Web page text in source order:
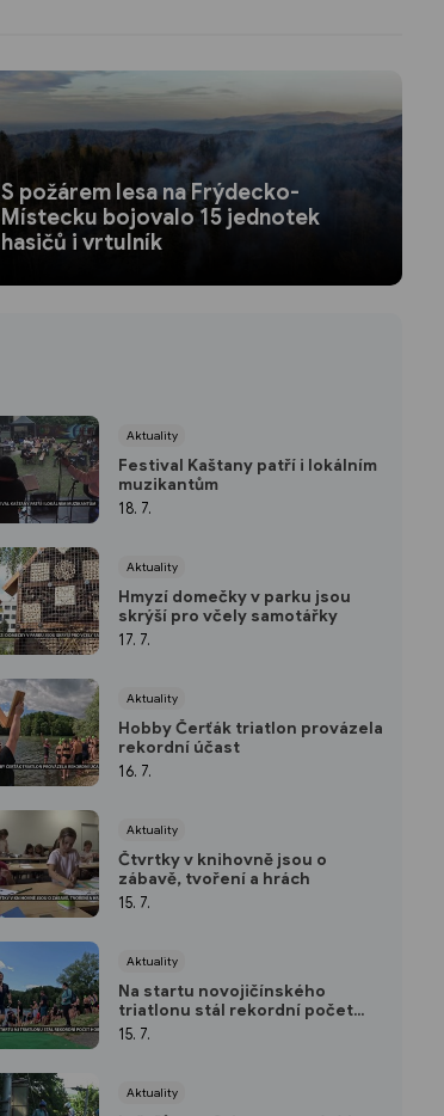
S požárem lesa na Frýdecko-
Místecku bojovalo 15 jednotek
hasičů i vrtulník
Aktuality
Festival Kaštany patří i lokálním
muzikantům
18. 7.
Aktuality
Hmyzí domečky v parku jsou
skrýší pro včely samotářky
17. 7.
Aktuality
Hobby Čerťák triatlon provázela
rekordní účast
16. 7.
Aktuality
Čtvrtky v knihovně jsou o
zábavě, tvoření a hrách
15. 7.
Aktuality
Na startu novojičínského
triatlonu stál rekordní počet
hobíků
15. 7.
Aktuality